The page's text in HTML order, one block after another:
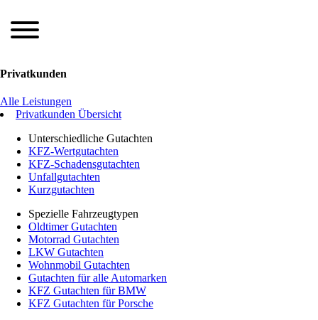
Privatkunden
Alle Leistungen
Privatkunden Übersicht
Unterschiedliche Gutachten
KFZ-Wertgutachten
KFZ-Schadensgutachten
Unfallgutachten
Kurzgutachten
Spezielle Fahrzeugtypen
Oldtimer Gutachten
Motorrad Gutachten
LKW Gutachten
Wohnmobil Gutachten
Gutachten für alle Automarken
KFZ Gutachten für BMW
KFZ Gutachten für Porsche